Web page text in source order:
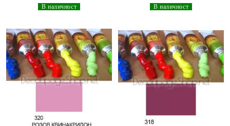
В наличност В наличност